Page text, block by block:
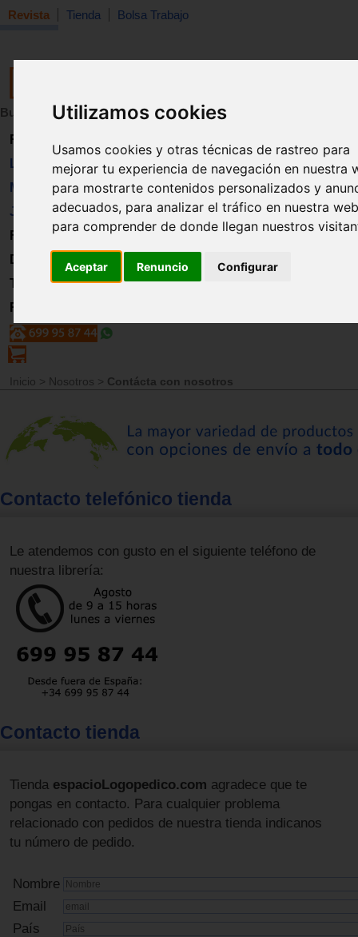
Utilizamos cookies
Usamos cookies y otras técnicas de rastreo para
mejorar tu experiencia de navegación en nuestra
para mostrarte contenidos personalizados y
adecuados, para analizar el tráfico en nuestra
para comprender de donde llegan nuestros
Aceptar Renuncio Configurar
Revista Tienda Bolsa Trabajo
Buscar:
Revista
Libros
Material
Juguetes
Formación
Directorio
Trabajo
Registro
Inicio > Nosotros > Contácta con nosotros
Contacto telefónico tienda
Le atendemos con gusto en el siguiente teléfono de
nuestra librería:
Contacto tienda
Tienda espacioLogopedico.com agradece que te
pongas en contacto. Para cualquier problema
relacionado con pedidos de nuestra tienda indicanos
tu número de pedido.
Nombre
Email
País